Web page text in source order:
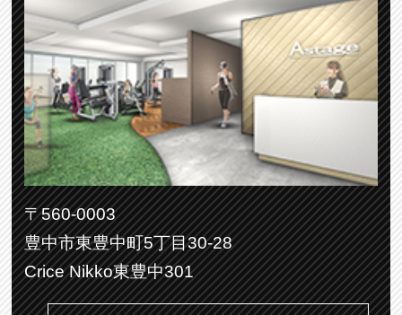
〒560-0003
豊中市東豊中町5丁目30-28
Crice Nikko東豊中301